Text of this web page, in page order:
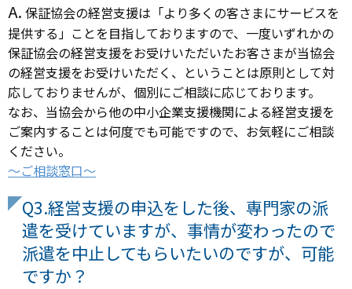
A. 保証協会の経営支援は「より多くの客さまにサービスを
提供する」ことを目指しておりますので、一度いずれかの
保証協会の経営支援をお受けいただいたお客さまが当協会
の経営支援をお受けいただく、ということは原則として対
応しておりませんが、個別にご相談に応じております。
なお、当協会から他の中小企業支援機関による経営支援を
ご案内することは何度でも可能ですので、お気軽にご相談
ください。
～ご相談窓口～
Q3.経営支援の申込をした後、専門家の派
遣を受けていますが、事情が変わったので
派遣を中止してもらいたいのですが、可能
ですか？